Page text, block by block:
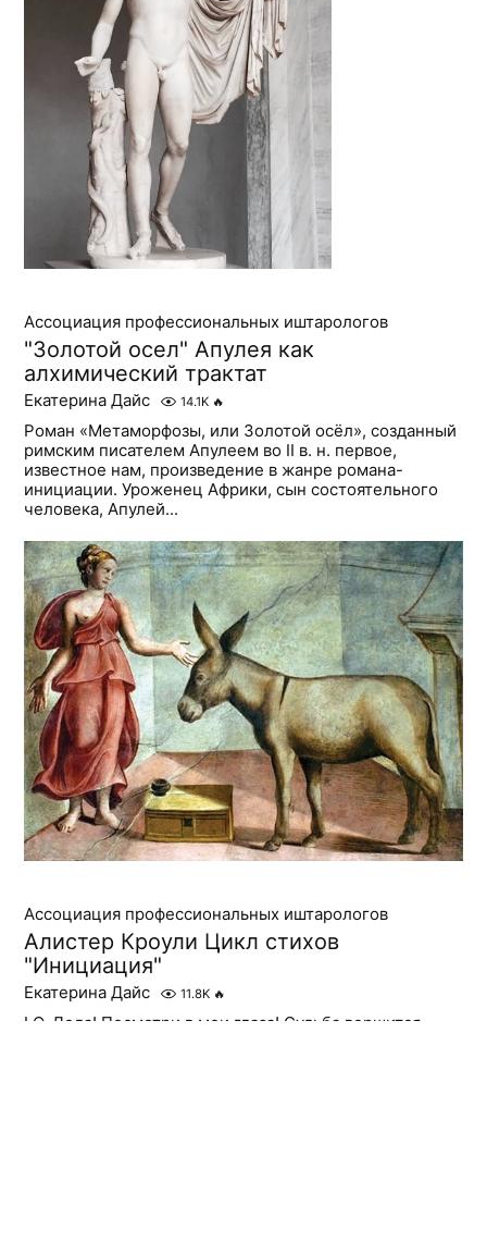
Ассоциация профессиональных иштарологов
"Золотой осел" Апулея как
алхимический трактат
Екатерина Дайс 14.1K 🔥
Роман «Метаморфозы, или Золотой осёл», созданный
римским писателем Апулеем во II в. н. первое,
известное нам, произведение в жанре романа-
инициации. Уроженец Африки, сын состоятельного
человека, Апулей...
Ассоциация профессиональных иштарологов
Алистер Кроули Цикл стихов
"Инициация"
Екатерина Дайс 11.8K 🔥
I О, Лола! Посмотри в мои глаза! Судьба вершится